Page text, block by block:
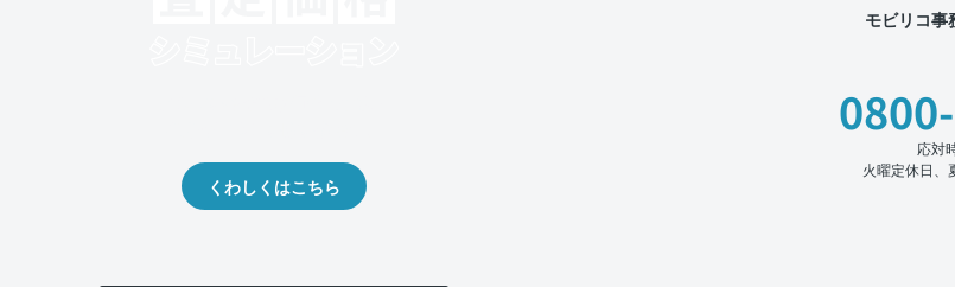
モビリコ事
応対
火曜定休日、
くわしくはこちら